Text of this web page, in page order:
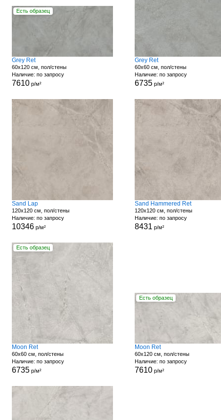
Есть образец
Grey Ret
60x120 см, пол/стены
Наличие: по запросу
7610р/м²
Grey Ret
60x60 см, пол/стены
Наличие: по запросу
6735р/м²
Sand Lap
120x120 см, пол/стены
Наличие: по запросу
10346р/м²
Sand Hammered Ret
120x120 см, пол/стены
Наличие: по запросу
8431 р/м²
Есть образец
Moon Ret
60x60 см, пол/стены
Наличие: по запросу
6735р/м²
Есть образец
Moon Ret
60x120 см, пол/стены
Наличие: по запросу
7610р/м²